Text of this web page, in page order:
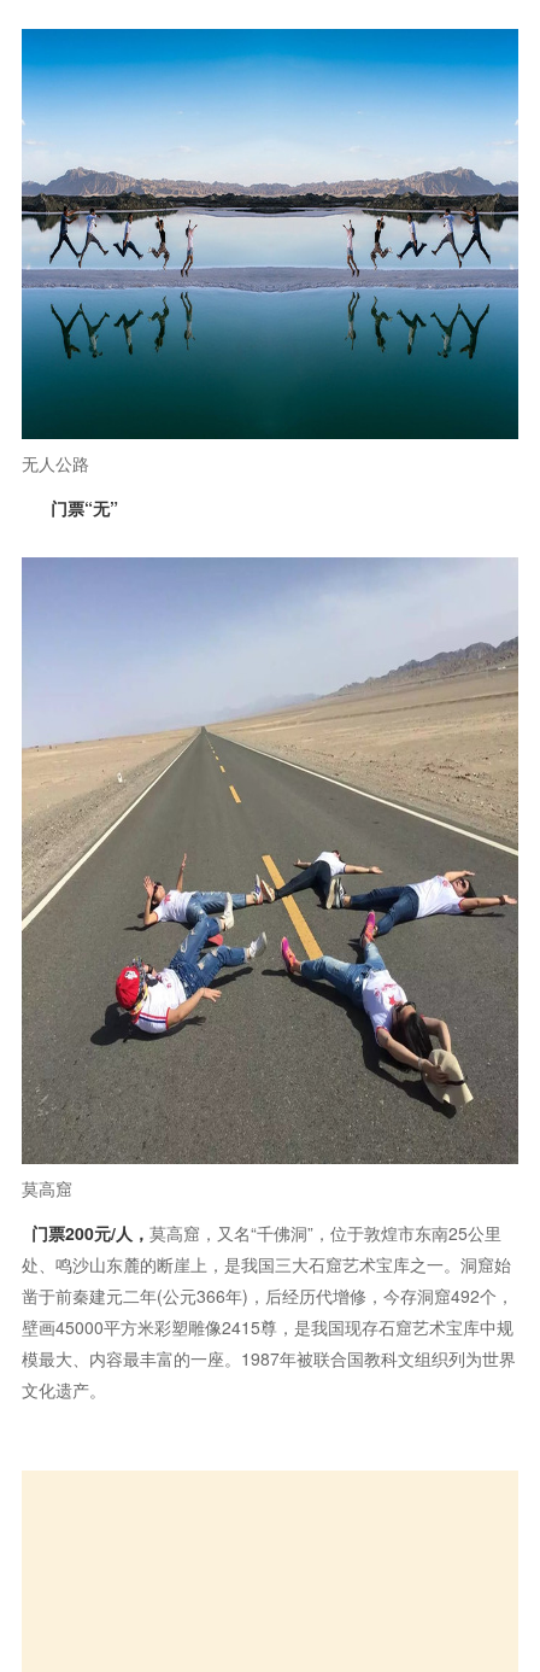
无人公路
门票“无”
莫高窟
门票200元/人， 莫高窟，又名“千佛洞”，位于敦煌市东南25公里
处、鸣沙山东麓的断崖上，是我国三大石窟艺术宝库之一。洞窟始
凿于前秦建元二年(公元366年)，后经历代增修，今存洞窟492个，
壁画45000平方米彩塑雕像2415尊，是我国现存石窟艺术宝库中规
模最大、内容最丰富的一座。1987年被联合国教科文组织列为世界
文化遗产。